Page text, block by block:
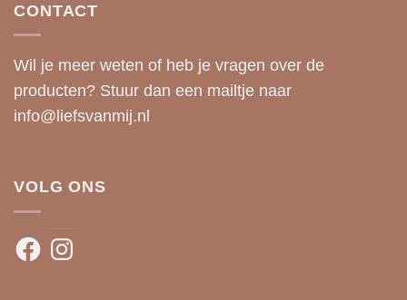
CONTACT
Wil je meer weten of heb je vragen over de
producten? Stuur dan een mailtje naar
info@liefsvanmij.nl
VOLG ONS
FacebookInstagram